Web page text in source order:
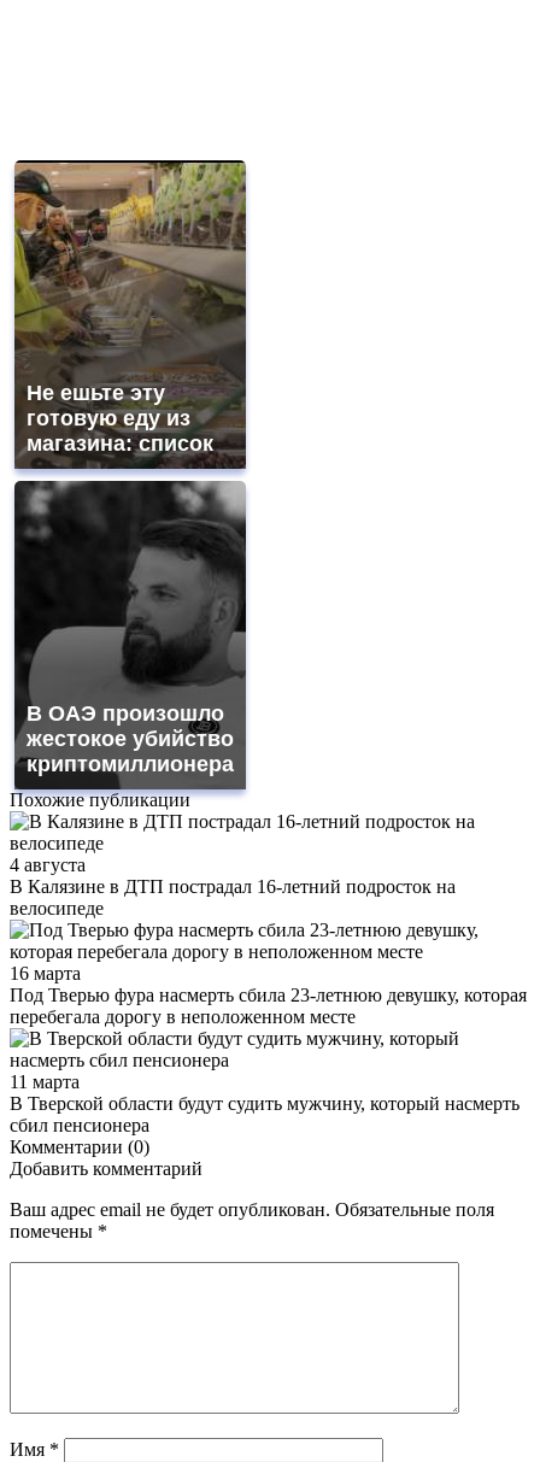
Не ешьте эту
готовую еду из
магазина: список
В ОАЭ произошло
жестокое убийство
криптомиллионера
Похожие публикации
4 августа
В Калязине в ДТП пострадал 16-летний подросток на
велосипеде
16 марта
Под Тверью фура насмерть сбила 23-летнюю девушку, которая
перебегала дорогу в неположенном месте
11 марта
В Тверской области будут судить мужчину, который насмерть
сбил пенсионера
Комментарии (0)
Добавить комментарий
Ваш адрес email не будет опубликован. Обязательные поля
помечены *
Имя *